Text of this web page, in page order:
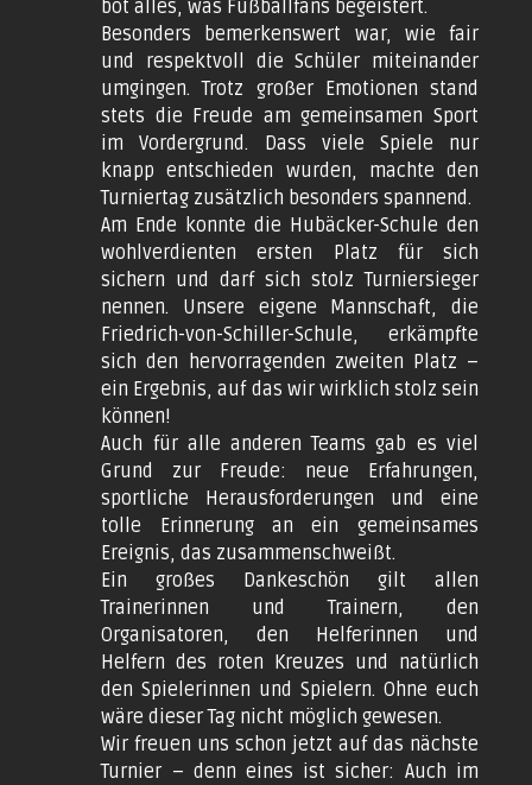
bot alles, was Fußballfans begeistert.
Besonders bemerkenswert war, wie fair
und respektvoll die Schüler miteinander
umgingen. Trotz großer Emotionen stand
stets die Freude am gemeinsamen Sport
im Vordergrund. Dass viele Spiele nur
knapp entschieden wurden, machte den
Turniertag zusätzlich besonders spannend.
Am Ende konnte die Hubäcker-Schule den
wohlverdienten ersten Platz für sich
sichern und darf sich stolz Turniersieger
nennen. Unsere eigene Mannschaft, die
Friedrich-von-Schiller-Schule, erkämpfte
sich den hervorragenden zweiten Platz –
ein Ergebnis, auf das wir wirklich stolz sein
können!
Auch für alle anderen Teams gab es viel
Grund zur Freude: neue Erfahrungen,
sportliche Herausforderungen und eine
tolle Erinnerung an ein gemeinsames
Ereignis, das zusammenschweißt.
Ein großes Dankeschön gilt allen
Trainerinnen und Trainern, den
Organisatoren, den Helferinnen und
Helfern des roten Kreuzes und natürlich
den Spielerinnen und Spielern. Ohne euch
wäre dieser Tag nicht möglich gewesen.
Wir freuen uns schon jetzt auf das nächste
Turnier – denn eines ist sicher: Auch im